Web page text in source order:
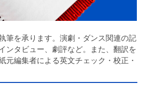
筆を承ります。演劇・ダンス関連の記
ンタビュー、劇評など。また、翻訳を
元編集者による英文チェック・校正・